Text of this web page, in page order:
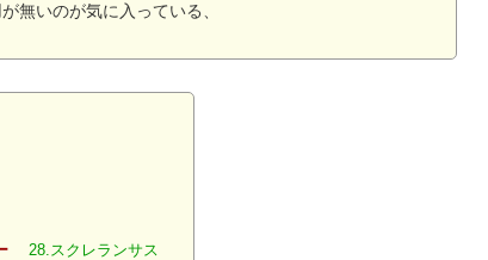
無いのが気に入っている、
28.スクレランサス